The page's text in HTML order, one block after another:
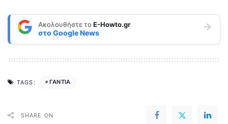
Ακολουθήστε τοE-Howto.gr
στο Google News
TAGS: ΓΑΝΤΙΑ
SHARE ON